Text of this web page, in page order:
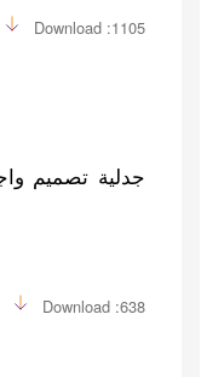
Download :1105
جدلية تصميم
Download :638